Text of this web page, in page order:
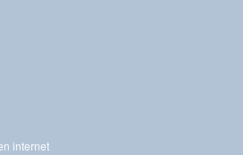
internet